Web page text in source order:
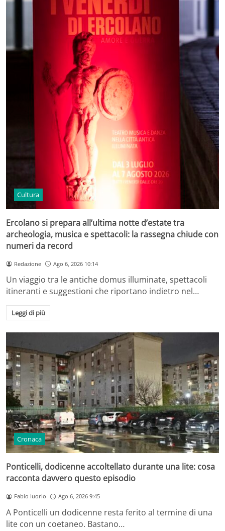
Cultura
Ercolano si prepara all’ultima notte d’estate tra
archeologia, musica e spettacoli: la rassegna chiude con
numeri da record
Redazione Ago 6, 2026 10:14
Un viaggio tra le antiche domus illuminate, spettacoli
itineranti e suggestioni che riportano indietro nel…
Leggi di più
Cronaca
Ponticelli, dodicenne accoltellato durante una lite: cosa
racconta davvero questo episodio
Fabio Iuorio Ago 6, 2026 9:45
A Ponticelli un dodicenne resta ferito al termine di una
lite con un coetaneo. Bastano…